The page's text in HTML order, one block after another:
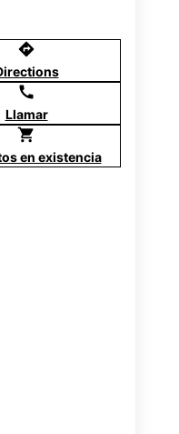
directions
call
Llamar
shopping_cart
en existencia